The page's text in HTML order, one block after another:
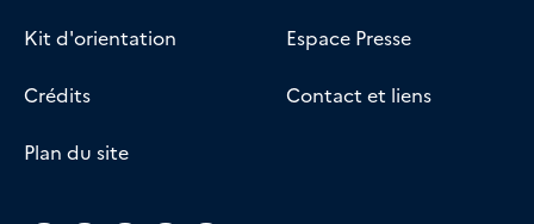
Kit d'orientation Espace Presse
Crédits Contact et liens
Plan du site